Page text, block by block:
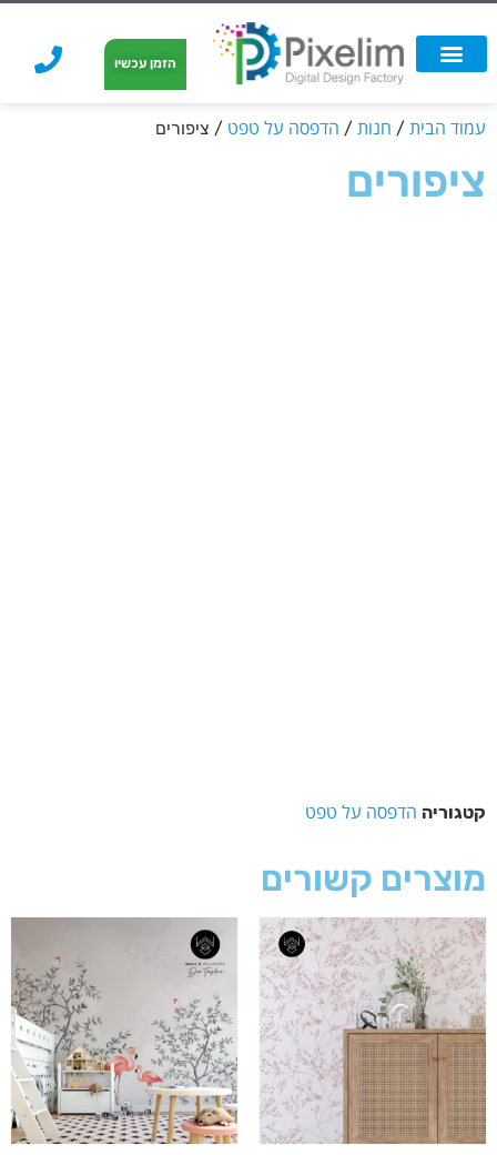
הזמן עכשיו
עמוד הבית / חנות / הדפסה על טפט / ציפורים
ציפורים
קטגוריה הדפסה על טפט
מוצרים קשורים